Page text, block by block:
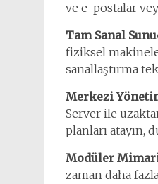
ve e-postalar
Tam Sanal
fiziksel
sanallaştırma
Merkezi
Server ile
planları atayın,
Modüler
zaman daha